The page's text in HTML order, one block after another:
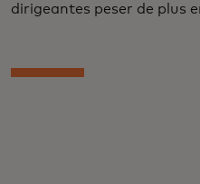
dirigeantes peser de plus